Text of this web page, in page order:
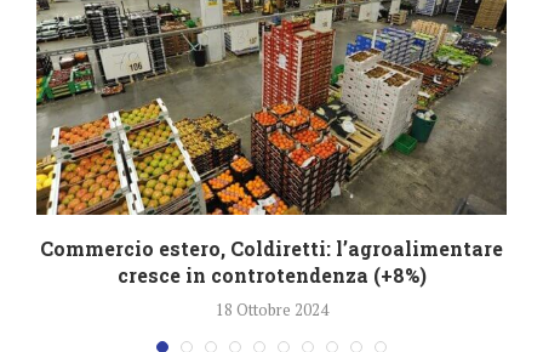
Commercio estero, Coldiretti: l’agroalimentare
cresce in controtendenza (+8%)
18 Ottobre 2024